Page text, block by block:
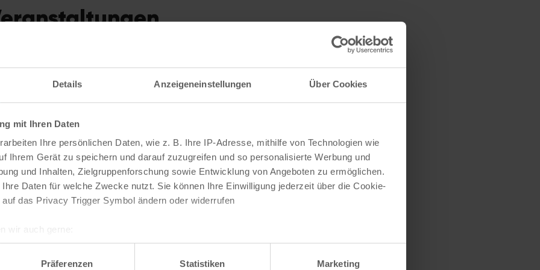
Details Anzeigeneinstellungen Über Cookies
mit Ihren Daten
Ihre persönlichen Daten, wie z. B. Ihre IP-Adresse, mithilfe von Technologien wie
Ihrem Gerät zu speichern und darauf zuzugreifen und so personalisierte Werbung und
und Inhalten, Zielgruppenforschung sowie Entwicklung von Angeboten zu ermöglichen.
Daten für welche Zwecke nutzt. Sie können Ihre Einwilligung jederzeit über die Cookie-
das Privacy Trigger Symbol ändern oder widerrufen
geografische Lage erfassen, welche bis auf einige Meter genau sein können
Scannen nach bestimmten Merkmalen (Fingerprinting) identifizieren
Präferenzen Statistiken Marketing
Echtzeit Comedy – Open
11. August | 20:00
Echtzeit Comedy – Open
12. August | 20:00